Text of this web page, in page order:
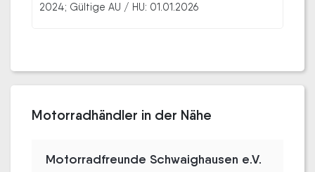
2024; Gültige AU / HU: 01.01.2026
Motorradhändler in der Nähe
Motorradfreunde Schwaighausen e.V.